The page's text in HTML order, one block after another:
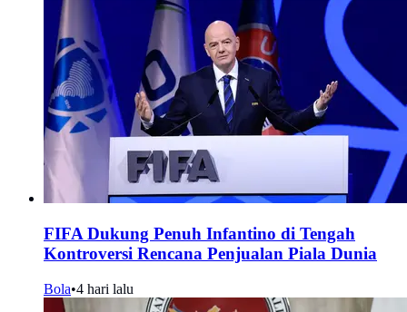
FIFA Dukung Penuh Infantino di Tengah
Kontroversi Rencana Penjualan Piala Dunia
Bola•4 hari lalu